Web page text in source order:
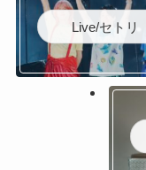
Live/セトリ